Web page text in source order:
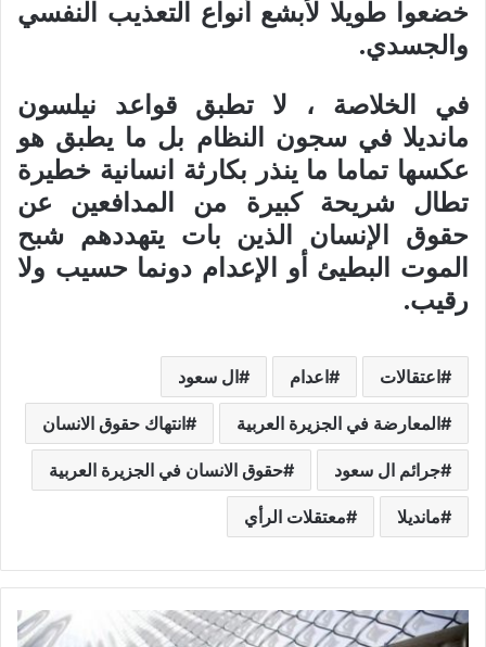
خضعوا طويلا لأبشع أنواع التعذيب النفسي
والجسدي.
في الخلاصة ، لا تطبق قواعد نيلسون
مانديلا في سجون النظام بل ما يطبق هو
عكسها تماما ما ينذر بكارثة انسانية خطيرة
تطال شريحة كبيرة من المدافعين عن
حقوق الإنسان الذين بات يتهددهم شبح
الموت البطيئ أو الإعدام دونما حسيب ولا
رقيب.
اعتقالات اعدام ال سعود
المعارضة في الجزيرة العربية انتهاك حقوق الانسان
جرائم ال سعود حقوق الانسان في الجزيرة العربية
مانديلا معتقلات الرأي